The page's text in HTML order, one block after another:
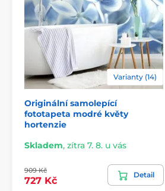
2) Výřezové samolepicí fototapety
U variant s výškou 270 cm je
velikosti, což může znamenat
Rozměry jsou tvořeny pásy
Rozměry (v cm): 147x270(3 pruhy),
Varianty (14)
Originální samolepící
fototapeta modré květy
hortenzie
Skladem, zítra 7. 8. u vás
909 Kč
727 Kč
Detail